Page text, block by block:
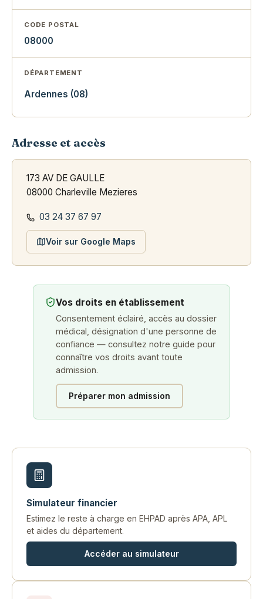
CODE POSTAL
08000
DÉPARTEMENT
Ardennes (08)
Adresse et accès
173 AV DE GAULLE
08000 Charleville Mezieres
03 24 37 67 97
Voir sur Google Maps
Vos droits en établissement
Consentement éclairé, accès au dossier
médical, désignation d'une personne de
confiance — consultez notre guide pour
connaître vos droits avant toute
admission.
Préparer mon admission
Simulateur financier
Estimez le reste à charge en EHPAD après APA, APL
et aides du département.
Accéder au simulateur